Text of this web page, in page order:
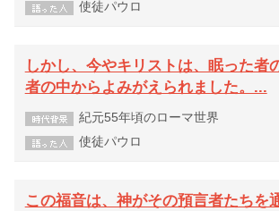
使徒パウロ
しかし、今やキリストは、眠った者
者の中からよみがえられました。...
紀元55年頃のローマ世界
使徒パウロ
この福音は、神がその預言者たちを